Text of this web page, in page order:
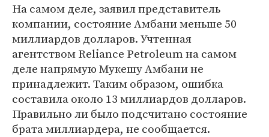
На самом деле, заявил представитель
компании, состояние Амбани меньше 50
миллиардов долларов. Учтенная
агентством Reliance Petroleum на самом
деле напрямую Мукешу Амбани не
принадлежит. Таким образом, ошибка
составила около 13 миллиардов долларов.
Правильно ли было подсчитано состояние
брата миллиардера, не сообщается.